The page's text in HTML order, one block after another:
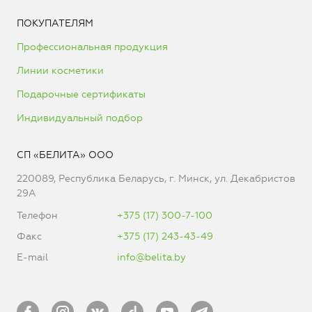
ПОКУПАТЕЛЯМ
Профессиональная продукция
Линии косметики
Подарочные сертификаты
Индивидуальный подбор
СП «БЕЛИТА» ООО
220089, Республика Беларусь, г. Минск, ул. Декабристов
29А
Телефон
+375 (17) 300-7-100
Факс
+375 (17) 243-43-49
E-mail
info@belita.by